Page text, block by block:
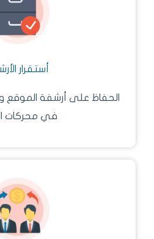
أستقرار
الحفاظ على أرشفة الموقع
في محركات